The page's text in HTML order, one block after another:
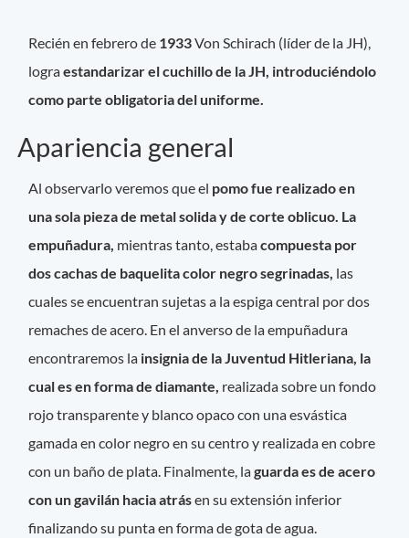
Recién en febrero de 1933Von Schirach (líder de la JH),
lograestandarizar el cuchillo de la JH, introduciéndolo
como parte obligatoria del uniforme.
Apariencia general
Al observarlo veremos que el pomo fue realizado en
una sola pieza de metal solida y de corte oblicuo. La
empuñadura, mientras tanto, estabacompuesta por
dos cachas de baquelita color negro segrinadas, las
cuales se encuentran sujetas a la espiga central por dos
remaches de acero. En el anverso de la empuñadura
encontraremos la insignia de la Juventud Hitleriana, la
cual es en forma de diamante, realizada sobre un fondo
rojo transparente y blanco opaco con una esvástica
gamada en color negro en su centro y realizada en cobre
con un baño de plata. Finalmente, laguarda es de acero
con un gavilán hacia atrásen su extensión inferior
finalizando su punta en forma de gota de agua.